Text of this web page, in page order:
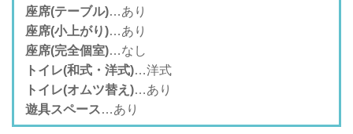
座席(テーブル)…あり
座席(小上がり)…あり
座席(完全個室)…なし
トイレ(和式・洋式)…洋式
トイレ(オムツ替え)…あり
遊具スペース…あり